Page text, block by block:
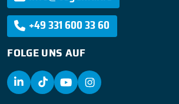
+49 331 600 33 60
FOLGE UNS AUF